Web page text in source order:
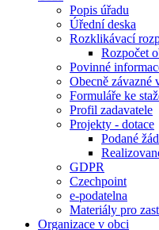
Popis úřadu
Úřední deska
Rozklikávací
Rozpočet
Povinné
Obecně závazné
Formuláře ke
Profil zadavatele
Projekty - dotace
Podané
GDPR
Czechpoint
e-podatelna
Materiály pro
Organizace v obci